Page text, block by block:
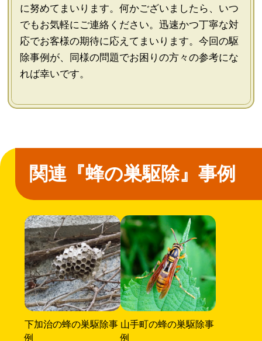
に努めてまいります。何かございましたら、いつ
でもお気軽にご連絡ください。迅速かつ丁寧な対
応でお客様の期待に応えてまいります。今回の駆
除事例が、同様の問題でお困りの方々の参考にな
れば幸いです。
関連『蜂の巣駆除』事例
下加治の蜂の巣駆除事
例
山手町の蜂の巣駆除事
例